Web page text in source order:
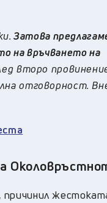
Затова
на връчването на
второ
отговорност.